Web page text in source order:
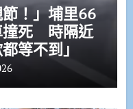
！」埔里66
撞死 時隔近
等不到」